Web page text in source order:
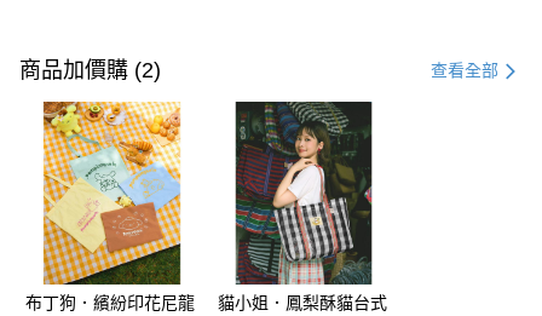
信用卡一次付款
購物金
超商取貨付款
LINE Pay
街口支付
運送方式
商品加價購 (2) 查看全部
布丁狗．繽紛印花尼龍
貓小姐．鳳梨酥貓台式